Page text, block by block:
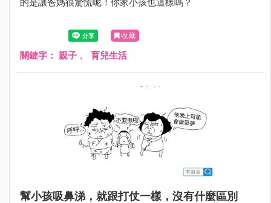
收藏
關鍵字： 親子 、 育兒生活
幫小孩吸鼻涕，就跟打仗一樣，沒有什麼區別